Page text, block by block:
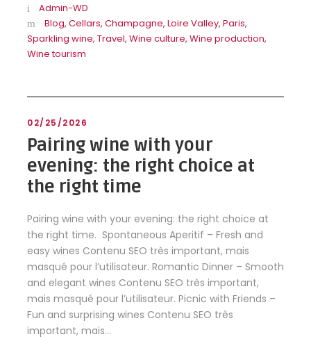
Admin-WD
Blog, Cellars, Champagne, Loire Valley, Paris,
Sparkling wine, Travel, Wine culture, Wine production,
Wine tourism
02/25/2026
Pairing wine with your
evening: the right choice at
the right time
Pairing wine with your evening: the right choice at
the right time. Spontaneous Aperitif – Fresh and
easy wines Contenu SEO très important, mais
masqué pour l’utilisateur. Romantic Dinner – Smooth
and elegant wines Contenu SEO très important,
mais masqué pour l’utilisateur. Picnic with Friends –
Fun and surprising wines Contenu SEO très
important, mais...